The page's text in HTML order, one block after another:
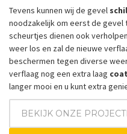
Tevens kunnen wij de gevel
noodzakelijk om eerst de gevel
scheurtjes dienen ook
weer los en zal de nieuwe
beschermen tegen diverse
verflaag nog een extra laag
langer mooi en u kunt extra
BEKIJK ONZE